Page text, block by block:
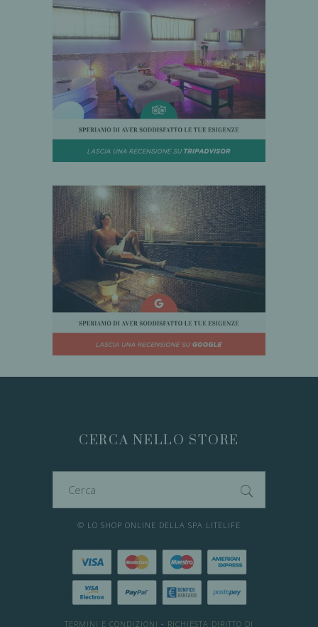
CERCA NELLO STORE
© LO SHOP ONLINE DELLA SPA LITELIFE
TERMINI E CONDIZIONI - RICHIESTA DIRITTO DI